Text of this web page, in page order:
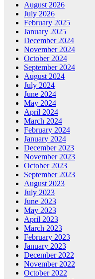
August 2026
July 2026
February 2025
January 2025
December 2024
November 2024
October 2024
September 2024
August 2024
July 2024
June 2024
May 2024
April 2024
March 2024
February 2024
January 2024
December 2023
November 2023
October 2023
September 2023
August 2023
July 2023
June 2023
May 2023
April 2023
March 2023
February 2023
January 2023
December 2022
November 2022
October 2022